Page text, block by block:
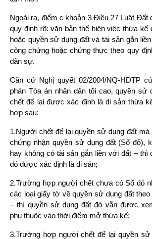
Ngoài ra, điểm c khoản 3 Điều 27 Luật Đất
quy định rõ: văn bản thể hiện việc thừa kế
hoặc quyền sử dụng đất và tài sản gắn
công chứng hoặc chứng thực theo quy
dân sự.
Căn cứ Nghị quyết 02/2004/NQ-HĐTP
phán Tòa án nhân dân tối cao, quyền sử
chết để lại được xác định là di sản thừa
hợp sau:
1.Người chết để lại quyền sử dụng đất
chứng nhận quyền sử dụng đất (Sổ đỏ),
hay không có tài sản gắn liền với đất – thì
đó được xác định là di sản;
2.Trường hợp người chết chưa có Sổ đỏ
các loại giấy tờ về quyền sử dụng đất theo
– thì quyền sử dụng đất đó vẫn được
phụ thuộc vào thời điểm mở thừa kế;
3.Trường hợp người chết để lại quyền